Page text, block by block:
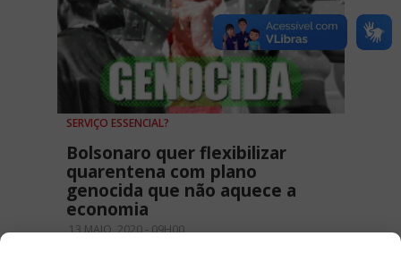
SERVIÇO ESSENCIAL?
Bolsonaro quer flexibilizar
quarentena com plano
genocida que não aquece a
economia
13 MAIO, 2020 - 09H00